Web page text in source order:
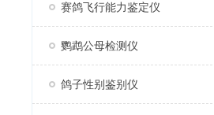
赛鸽飞行能力鉴定仪
鹦鹉公母检测仪
鸽子性别鉴别仪